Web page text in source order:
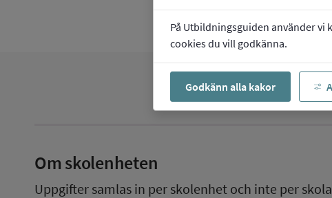
På Utbildningsguiden använder vi
cookies du vill godkänna.
Godkänn alla kakor
Om skolenheten
Uppgifter samlas in per skolenhet och inte per